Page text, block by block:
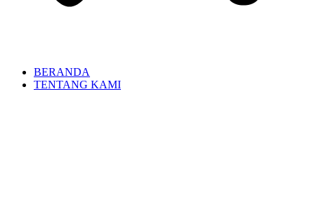
BERANDA
TENTANG KAMI